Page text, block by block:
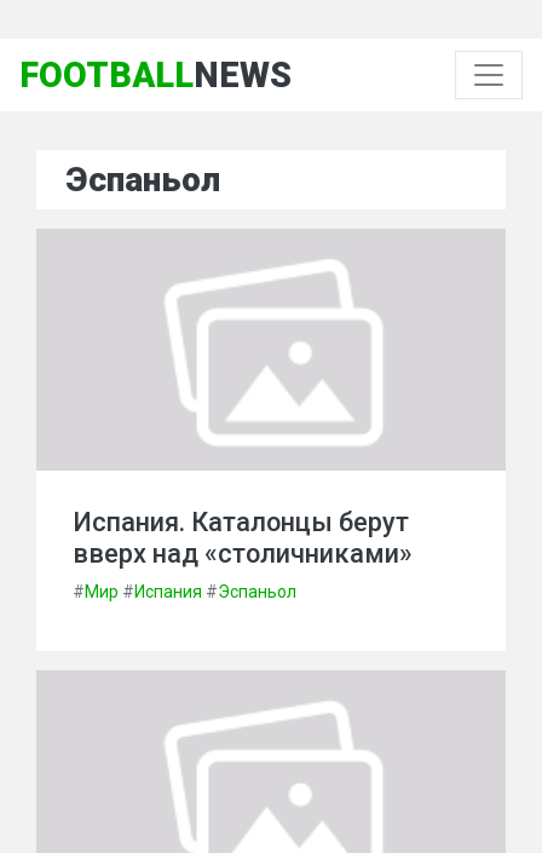
FOOTBALLNEWS
Эспаньол
Испания. Каталонцы берут
вверх над «столичниками»
#Мир #Испания #Эспаньол